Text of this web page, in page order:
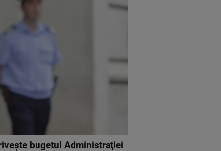
bugetul Administraţiei